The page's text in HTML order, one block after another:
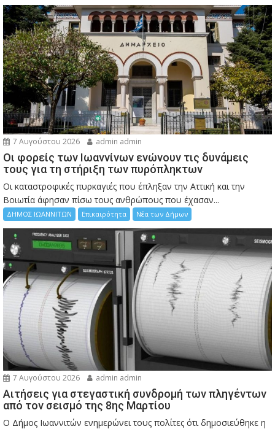
7 Αυγούστου 2026 admin admin
Οι φορείς των Ιωαννίνων ενώνουν τις δυνάμεις
τους για τη στήριξη των πυρόπληκτων
Οι καταστροφικές πυρκαγιές που έπληξαν την Αττική και την
Bοιωτία άφησαν πίσω τους ανθρώπους που έχασαν...
ΔΗΜΟΣ ΙΩΑΝΝΙΤΩΝ Επικαιρότητα Νέα των Δήμων
7 Αυγούστου 2026 admin admin
Αιτήσεις για στεγαστική συνδρομή των πληγέντων
από τον σεισμό της 8ης Μαρτίου
Ο Δήμος Ιωαννιτών ενημερώνει τους πολίτες ότι δημοσιεύθηκε η